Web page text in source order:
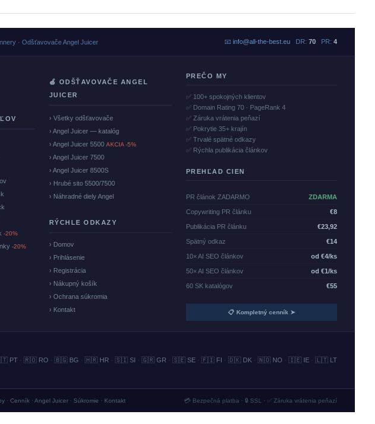
· Odšťavovače Angel Juicer 📧 info@all-the-best.euDR: 70PR: 4
-20%
-20%
🍏 ODŠŤAVOVAČE ANGEL
JUICER
› Všetky odšťavovače
› Angel Juicer — katalóg
› Angel Juicer 5500 AKCIA -5%
› Angel Juicer 7500
› Angel Juicer 8500S
› Hrubé sito 5500/7500
› Náhradné diely Angel
RÝCHLE ODKAZY
› Domov
› Prihlásenie
› Registrácia
› Nákupný košík
› Ochrana súkromia
› Kontakt
PREČO MY
✅ 100+ spokojných klientov
✅ Domain Rating 70 · PageRank 4
✅ Záruka vrátenia peňazí
✅ Pokrytie 35+ krajín
✅ Trvalé spätné odkazy
✅ Rýchla publikácia článkov
PREHĽAD CIEN
PR článok ZADARMO ZDARMA
Copywriting PR článku €8
Publikácia PR článku €23,92
Spätný odkaz €14
10× AI SEO článkov od €4/ks
50× AI SEO článkov od €1/ks
60 SK katalógov €55
📋 Kompletný cenník ➤
PT · 🇷🇴 RO · 🇧🇬 BG · 🇭🇷 HR · 🇸🇮 SI · 🇬🇷 GR · 🇸🇪 SE · 🇫🇮 FI · 🇩🇰 DK · 🇳🇴 NO · 🇮🇪 IE · 🇱🇹 LT
·Cenník ·Angel Juicer ·Súkromie · Kontakt 💳 Bezpečná platba · 🔒 SSL · ✅ Záruka vrátenia peňazí